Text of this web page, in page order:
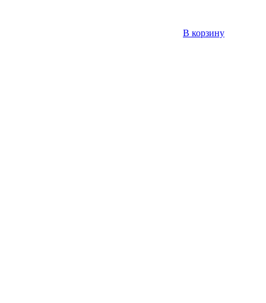
В корзину